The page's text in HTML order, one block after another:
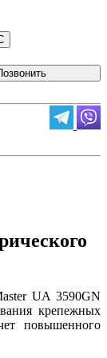
UA 3590GN
крепежных
повышенного